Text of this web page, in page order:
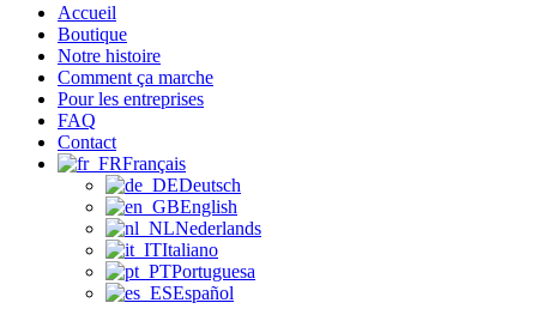
Accueil
Boutique
Notre histoire
Comment ça marche
Pour les entreprises
FAQ
Contact
Français
Deutsch
English
Nederlands
Italiano
Portuguesa
Español